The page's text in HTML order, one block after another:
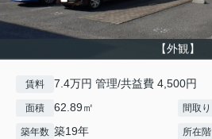
【外観】
賃料 7.4万円 管理/共益費 4,500円
面積 62.89㎡ 間取り
築年数 築19年 所在階